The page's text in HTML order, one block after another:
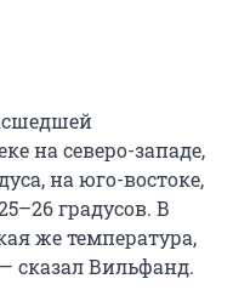
на северо-западе,
на юго-востоке,
градусов. В
же температура,
— сказал Вильфанд.